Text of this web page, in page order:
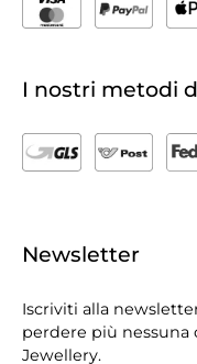
I nostri metodi
Newsletter
Iscriviti alla
perdere più nessuna
Jewellery.